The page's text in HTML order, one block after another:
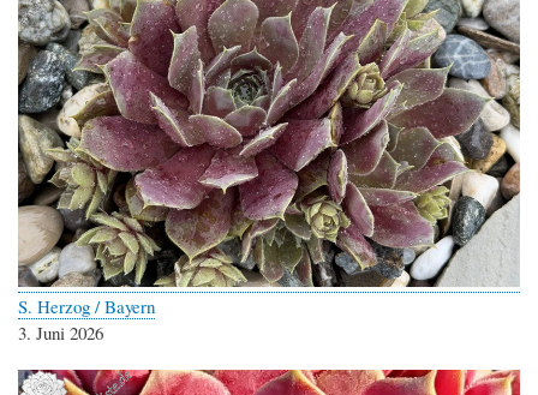
S. Herzog / Bayern
3. Juni 2026